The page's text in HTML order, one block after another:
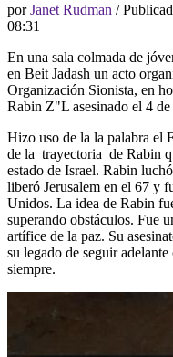
porJanet Rudman /
08:31
En una sala colmada de
en Beit Jadash un acto
Organización Sionista, en
Rabin Z"L asesinado el 4
Hizo uso de la la palabra el
de la trayectoria de Rabin
estado de Israel. Rabin
liberó Jerusalem en el 67 y
Unidos. La idea de Rabin
superando obstáculos. Fue
artífice de la paz. Su
su legado de seguir
siempre.